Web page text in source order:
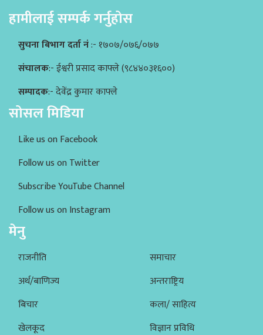
हामीलाई सम्पर्क गर्नुहोस
सुचना बिभाग दर्ता नं:- १७०७/०७६/०७७
संचालक:- ईश्वरी प्रसाद काफ्ले (९८४४०३१६००)
सम्पादक:- देवेंद्र कुमार काफ्ले
सोसल मिडिया
Like us on Facebook
Follow us on Twitter
Subscribe YouTube Channel
Follow us on Instagram
मेनु
राजनीति
अर्थ/बाणिज्य
बिचार
खेलकूद
समाचार
अन्तराष्ट्रिय
कला/ साहित्य
विज्ञान प्रविधि